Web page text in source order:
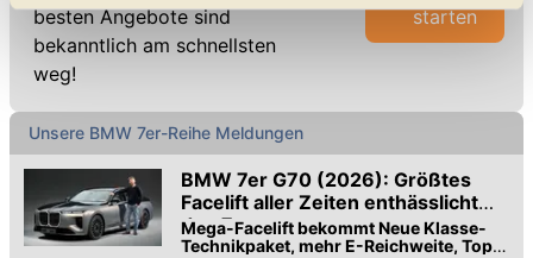
geben. Bitte beachten Sie, dass durch eine
Einschränkung womöglich nicht mehr alle
Funktionalitäten der Website zur Verfügung stehen. Sie
Datenschutzerklärung anpassen.
besten Angebote sind
bekanntlich am schnellsten
weg!
starten
Unsere BMW 7er-Reihe Meldungen
BMW 7er G70 (2026): Größtes
Facelift aller Zeiten enthässlicht
den 7er
Mega-Facelift bekommt Neue Klasse-
Technikpaket, mehr E-Reichweite, Top-